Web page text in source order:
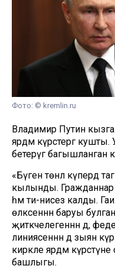
Фото: © kremlin.ru
Владимир Путин кызга
ярдәм күрсәтергә кушты.
бетерүгә багышланган
«Бүген төнлә күпердә
кылынды. Гражданнар
һәм әти-әнисез калды.
өлкәсеннән баруы
җитәкчелегеннән дә,
линиясеннән дә зыян
кирәкле ярдәм
башлыгы.